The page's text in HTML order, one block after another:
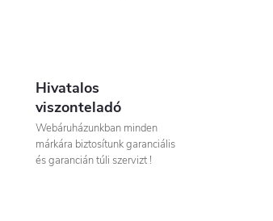
Hivatalos
viszonteladó
Webáruházunkban minden
márkára biztosítunk garanciális
és garancián túli szervizt !